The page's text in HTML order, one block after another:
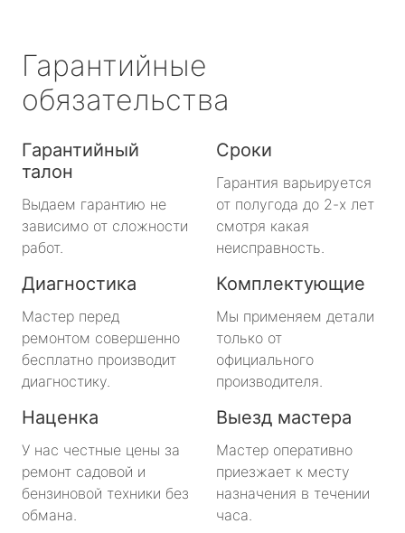
Гарантийные
обязательства
Гарантийный
талон
Выдаем гарантию не
зависимо от сложности
работ.
Сроки
Гарантия варьируется
от полугода до 2-х лет
смотря какая
неисправность.
Диагностика
Мастер перед
ремонтом совершенно
бесплатно производит
диагностику.
Комплектующие
Мы применяем детали
только от
официального
производителя.
Наценка
У нас честные цены за
ремонт садовой и
бензиновой техники без
обмана.
Выезд мастера
Мастер оперативно
приезжает к месту
назначения в течении
часа.